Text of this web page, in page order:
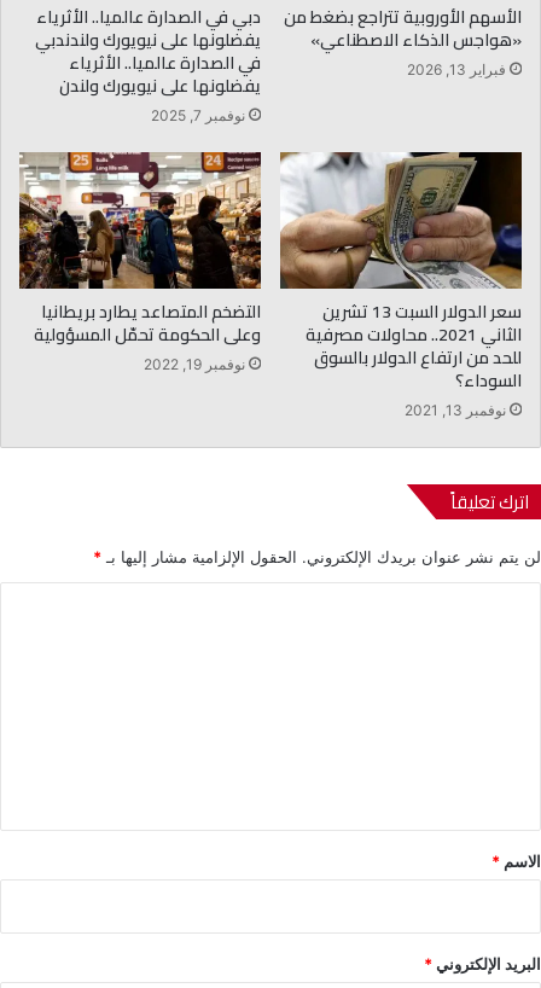
الأسهم الأوروبية تتراجع بضغط من
«هواجس الذكاء الاصطناعي»
فبراير 13, 2026
دبي في الصدارة عالميا.. الأثرياء
يفضلونها على نيويورك ولندندبي
في الصدارة عالميا.. الأثرياء
يفضلونها على نيويورك ولندن
نوفمبر 7, 2025
سعر الدولار السبت 13 تشرين
الثاني 2021.. محاولات مصرفية
للحد من ارتفاع الدولار بالسوق
السوداء؟
نوفمبر 13, 2021
التضخم المتصاعد يطارد بريطانيا
وعلى الحكومة تحمّل المسؤولية
نوفمبر 19, 2022
اترك تعليقاً
لن يتم نشر عنوان بريدك الإلكتروني. الحقول الإلزامية مشار إليها بـ *
*
الاسم *
البريد الإلكتروني*